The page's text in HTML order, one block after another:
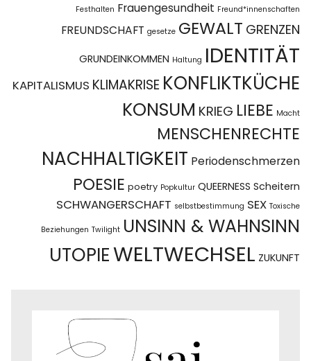
Festhalten Frauengesundheit Freund*innenschaften
FREUNDSCHAFT gesetze GEWALT GRENZEN
GRUNDEINKOMMEN Haltung IDENTITÄT
KAPITALISMUS KLIMAKRISE KONFLIKTKÜCHE
KONSUM KRIEG LIEBE Macht
MENSCHENRECHTE
NACHHALTIGKEIT Periodenschmerzen
POESIE poetry Popkultur QUEERNESS Scheitern
SCHWANGERSCHAFT selbstbestimmung SEX Toxische
Beziehungen Twilight UNSINN & WAHNSINN
UTOPIEWELTWECHSEL ZUKUNFT